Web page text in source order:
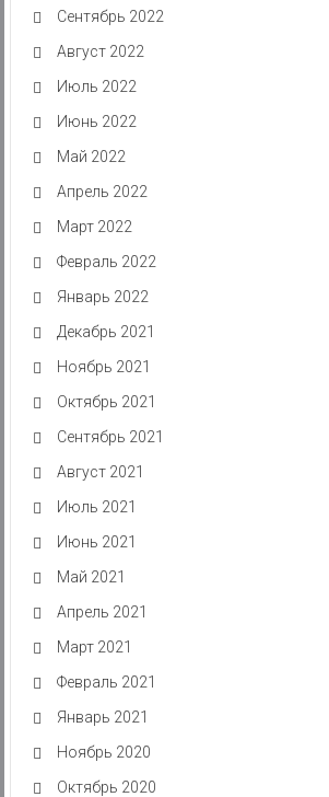
Сентябрь 2022
Август 2022
Июль 2022
Июнь 2022
Май 2022
Апрель 2022
Март 2022
Февраль 2022
Январь 2022
Декабрь 2021
Ноябрь 2021
Октябрь 2021
Сентябрь 2021
Август 2021
Июль 2021
Июнь 2021
Май 2021
Апрель 2021
Март 2021
Февраль 2021
Январь 2021
Ноябрь 2020
Октябрь 2020